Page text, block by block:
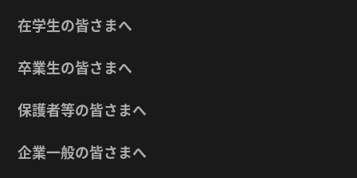
在学生の皆さまへ
卒業生の皆さまへ
保護者等の皆さまへ
企業一般の皆さまへ